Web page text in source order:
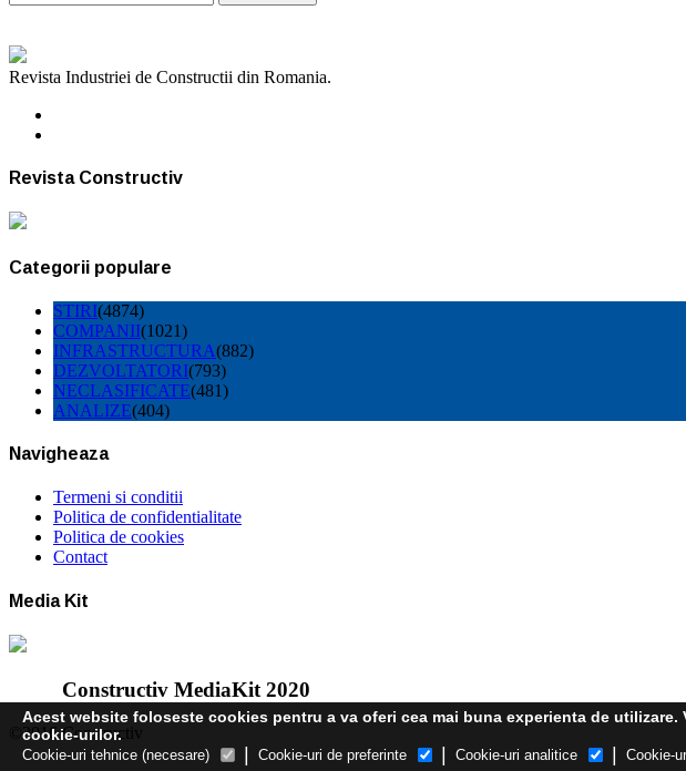
Revista Industriei de Constructii din Romania.
Revista Constructiv
Categorii populare
STIRI(4874)
COMPANII(1021)
INFRASTRUCTURA(882)
DEZVOLTATORI(793)
NECLASIFICATE(481)
ANALIZE(404)
Navigheaza
Termeni si conditii
Politica de confidentialitate
Politica de cookies
Contact
Media Kit
Constructiv MediaKit 2020
©2016 Constructiv
Acest website foloseste cookies pentru a va oferi cea mai buna experienta de
cookie-urilor.
Cookie-uri tehnice (necesare) Cookie-uri de preferinte Cookie-uri analitice Cookie-